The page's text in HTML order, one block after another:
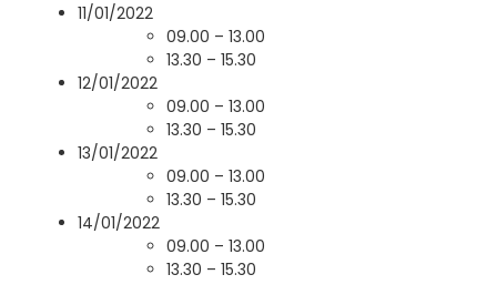
11/01/2022
09.00 – 13.00
13.30 – 15.30
12/01/2022
09.00 – 13.00
13.30 – 15.30
13/01/2022
09.00 – 13.00
13.30 – 15.30
14/01/2022
09.00 – 13.00
13.30 – 15.30